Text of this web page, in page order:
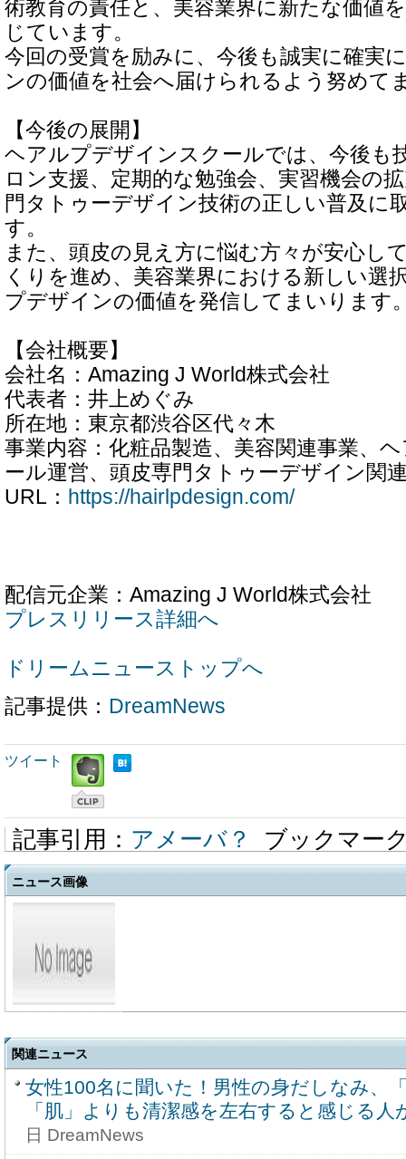
術教育の責任と、美容業界に新たな価値
じています。
今回の受賞を励みに、今後も誠実に確実
ンの価値を社会へ届けられるよう努めて
【今後の展開】
ヘアルプデザインスクールでは、今後も
ロン支援、定期的な勉強会、実習機会の
門タトゥーデザイン技術の正しい普及に
す。
また、頭皮の見え方に悩む方々が安心し
くりを進め、美容業界における新しい選
プデザインの価値を発信してまいります
【会社概要】
会社名：Amazing J World株式会社
代表者：井上めぐみ
所在地：東京都渋谷区代々木
事業内容：化粧品製造、美容関連事業、
ール運営、頭皮専門タトゥーデザイン関
URL： https://hairlpdesign.com/
配信元企業：Amazing J World株式会社
プレスリリース詳細へ
ドリームニューストップへ
記事提供： DreamNews
ツイート
記事引用： アメーバ？ ブックマー
ニュース画像
関連ニュース
女性100名に聞いた！男性の身だしなみ、
「肌」よりも清潔感を左右すると感じる人
日 DreamNews